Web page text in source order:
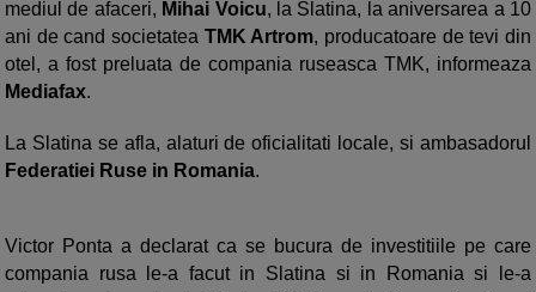
mediul de afaceri, Mihai Voicu, la Slatina, la aniversarea a 10
ani de cand societatea TMK Artrom, producatoare de tevi din
otel, a fost preluata de compania ruseasca TMK, informeaza
Mediafax.
La Slatina se afla, alaturi de oficialitati locale, si ambasadorul
Federatiei Ruse in Romania.
Victor Ponta a declarat ca se bucura de investitiile pe care
compania rusa le-a facut in Slatina si in Romania si le-a